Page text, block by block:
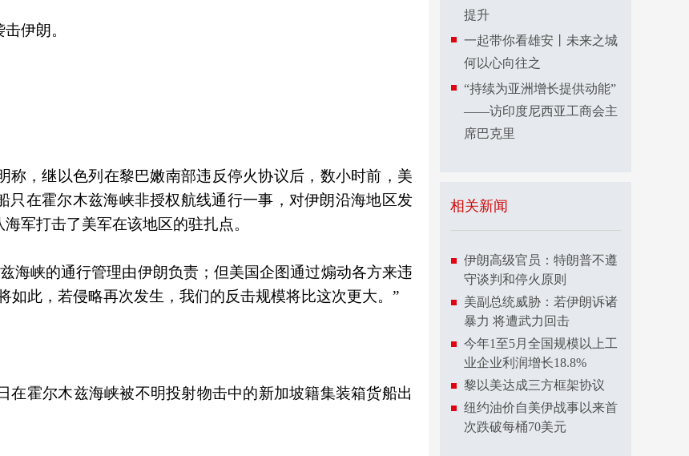
伊朗。
称，继以色列在黎巴嫩南部违反停火协议后，数小时前，美
只在霍尔木兹海峡非授权航线通行一事，对伊朗沿海地区发
军打击了美军在该地区的驻扎点。
海峡的通行管理由伊朗负责；但美国企图通过煽动各方来违
如此，若侵略再次发生，我们的反击规模将比这次更大。”
在霍尔木兹海峡被不明投射物击中的新加坡籍集装箱货船出
提升
一起带你看雄安丨未来之城
何以心向往之
“持续为亚洲增长提供动能”
——访印度尼西亚工商会主
席巴克里
相关新闻
伊朗高级官员：特朗普不遵
守谈判和停火原则
美副总统威胁：若伊朗诉诸
暴力 将遭武力回击
今年1至5月全国规模以上工
业企业利润增长18.8%
黎以美达成三方框架协议
纽约油价自美伊战事以来首
次跌破每桶70美元